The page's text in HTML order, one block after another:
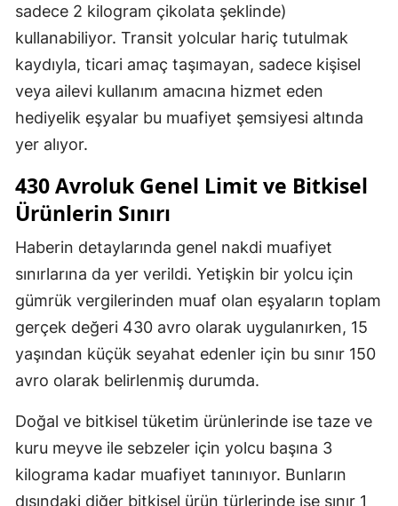
sadece 2 kilogram çikolata şeklinde)
kullanabiliyor. Transit yolcular hariç tutulmak
kaydıyla, ticari amaç taşımayan, sadece kişisel
veya ailevi kullanım amacına hizmet eden
hediyelik eşyalar bu muafiyet şemsiyesi altında
yer alıyor.
430 Avroluk Genel Limit ve Bitkisel
Ürünlerin Sınırı
Haberin detaylarında genel nakdi muafiyet
sınırlarına da yer verildi. Yetişkin bir yolcu için
gümrük vergilerinden muaf olan eşyaların toplam
gerçek değeri 430 avro olarak uygulanırken, 15
yaşından küçük seyahat edenler için bu sınır 150
avro olarak belirlenmiş durumda.
Doğal ve bitkisel tüketim ürünlerinde ise taze ve
kuru meyve ile sebzeler için yolcu başına 3
kilograma kadar muafiyet tanınıyor. Bunların
dışındaki diğer bitkisel ürün türlerinde ise sınır 1